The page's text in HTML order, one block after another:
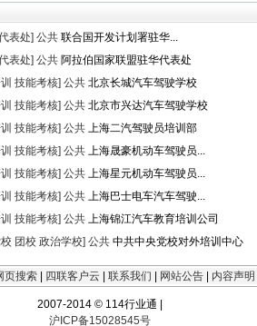
表处] 公共 联合国开发计划署驻华...
表处] 公共 阿拉伯国家联盟驻华代表处
技能考核] 公共 北京长城汽车驾驶学校
技能考核] 公共 北京市兴达汽车驾驶学校
技能考核] 公共 上海二汽驾驶员培训部
技能考核] 公共 上海晟豪机动车驾驶员...
技能考核] 公共 上海星元机动车驾驶员...
技能考核] 公共 上海巴士电车汽车驾驶...
技能考核] 公共 上海锦江汽车教育培训公司
团校 政治学校] 公共 中共中央党校对外培训中心
页搜索 四联客户云 联系我们 网站公告 内容声明
2007-2014 © 114行业通 |
沪ICP备15028545号